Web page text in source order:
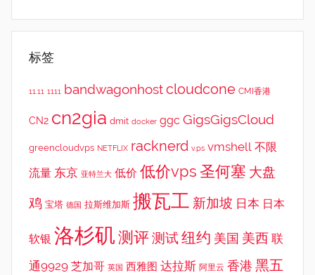
标签
11.11 1111 bandwagonhostcloudcone CMI香港
CN2 cn2gia dmit docker ggc GigsGigsCloud
greencloudvps NETFLIX racknerd v.ps vmshell 不限
流量 东京 亚特兰大 低价 低价vps 圣何塞 大盘
鸡 宝塔 德国 拉斯维加斯 搬瓦工 新加坡 日本 日本
软银 洛杉矶 测评测试纽约 美国 美西 联
通9929 芝加哥 英国 西雅图 达拉斯 阿里云 香港 黑五